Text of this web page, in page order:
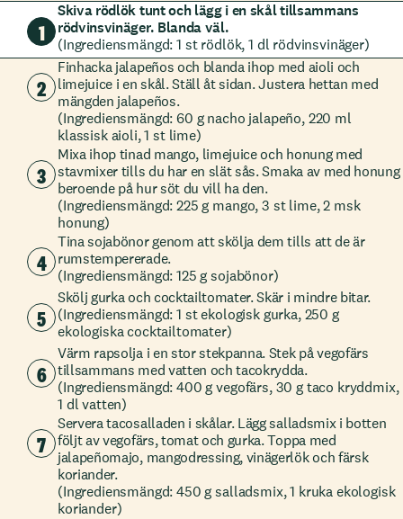
1
Skiva rödlök tunt och lägg i en skål tillsammans
rödvinsvinäger. Blanda väl.
(Ingrediensmängd: 1 st rödlök, 1 dl rödvinsvinäger)
2
Finhacka jalapeños och blanda ihop med aioli och
limejuice i en skål. Ställ åt sidan. Justera hettan med
mängden jalapeños.
(Ingrediensmängd: 60 g nacho jalapeño, 220 ml
klassisk aioli, 1 st lime)
3
Mixa ihop tinad mango, limejuice och honung med
stavmixer tills du har en slät sås. Smaka av med honung
beroende på hur söt du vill ha den.
(Ingrediensmängd: 225 g mango, 3 st lime, 2 msk
honung)
4
Tina sojabönor genom att skölja dem tills att de är
rumstempererade.
(Ingrediensmängd: 125 g sojabönor)
5
Skölj gurka och cocktailtomater. Skär i mindre bitar.
(Ingrediensmängd: 1 st ekologisk gurka, 250 g
ekologiska cocktailtomater)
6
Värm rapsolja i en stor stekpanna. Stek på vegofärs
tillsammans med vatten och tacokrydda.
(Ingrediensmängd: 400 g vegofärs, 30 g taco kryddmix,
1 dl vatten)
7
Servera tacosalladen i skålar. Lägg salladsmix i botten
följt av vegofärs, tomat och gurka. Toppa med
jalapeñomajo, mangodressing, vinägerlök och färsk
koriander.
(Ingrediensmängd: 450 g salladsmix, 1 kruka ekologisk
koriander)